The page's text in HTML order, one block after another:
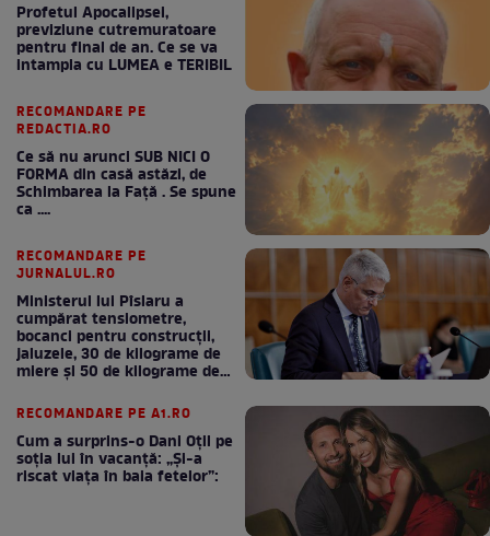
Profetul Apocalipsei,
previziune cutremuratoare
pentru final de an. Ce se va
intampla cu LUMEA e TERIBIL
RECOMANDARE PE
REDACTIA.RO
Ce să nu arunci SUB NICI O
FORMA din casă astăzi, de
Schimbarea la Față . Se spune
ca ....
RECOMANDARE PE
JURNALUL.RO
Ministerul lui Pîslaru a
cumpărat tensiometre,
bocanci pentru construcții,
jaluzele, 30 de kilograme de
miere și 50 de kilograme de
RECOMANDARE PE A1.RO
Cum a surprins-o Dani Oțil pe
soția lui în vacanță: „Și-a
riscat viața în baia fetelor”: